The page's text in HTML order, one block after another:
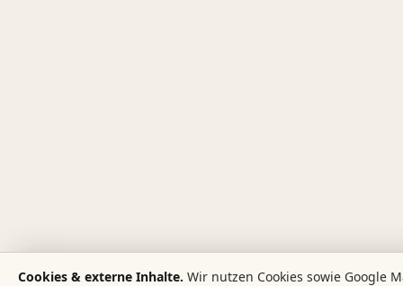
Cookies & externe Inhalte. Wir nutzen Cookies sowie Google